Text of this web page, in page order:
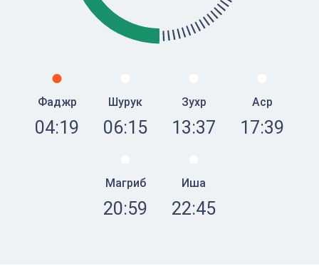
Фаджр
04:19
Шурук
06:15
Зухр
13:37
Аср
17:39
Магриб
20:59
Иша
22:45